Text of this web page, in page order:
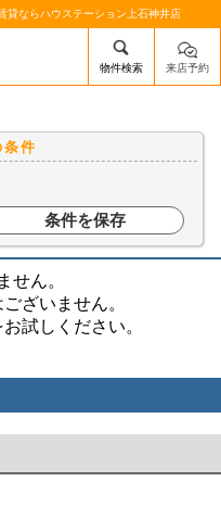
貸ならハウステーション上石神井店
head-logo.png
物件検索 来店予約
条件
条件を保存
せん。
ざいません。
試しください。